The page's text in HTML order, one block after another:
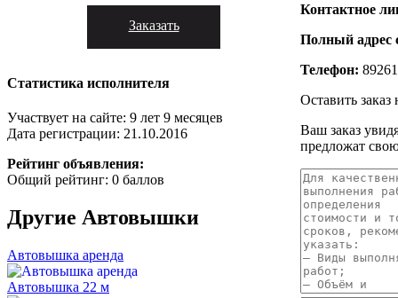
Заказать
Статистика исполнителя
Участвует на сайте: 9 лет 9 месяцев
Дата регистрации: 21.10.2016
Рейтинг объявления:
Общий рейтинг: 0 баллов
Другие Автовышки
Автовышка аренда
Автовышка 22 м
Контактное
Полный адрес
Телефон:
Оставить
Ваш заказ
предложат